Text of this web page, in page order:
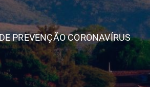
PREVENÇÃO CORONAVÍRUS